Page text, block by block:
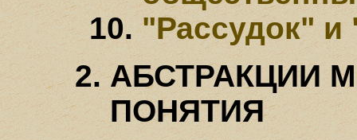
"Рассудок" и
АБСТРАКЦИИ
ПОНЯТИЯ